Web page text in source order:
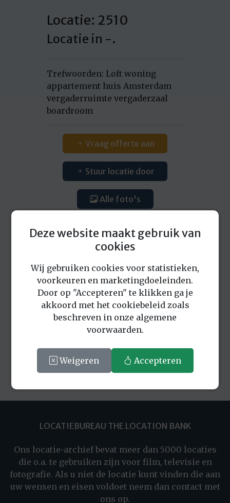
Locatie: 2510
Locatie in -.
Trefwoorden: Loft woning
appartement huis Amsterdam
vergaderruimte vergaderzaal
boardroom
Vraag offerte aan
Stuur locatie door
Alle foto's
Download foto's
Eerder bekeken locaties
LOCATIEBUREAU THE LOCATION BANK
Ons locatie-archief bevat meer dan 5000 locaties
die o.a. te gebruiken zijn voor film, televisie en
fotografie. Als u niet de locatie kunt vinden die aan
uw wensen en eisen voldoet neem dan contact met
ons op.
Deze website maakt gebruik van
cookies
Wij gebruiken cookies voor statistieken,
voorkeuren en marketingdoeleinden.
Door op "Accepteren" te klikken ga je
akkoord met het cookiebeleid zoals
beschreven in onze algemene
voorwaarden.
Weigeren Accepteren